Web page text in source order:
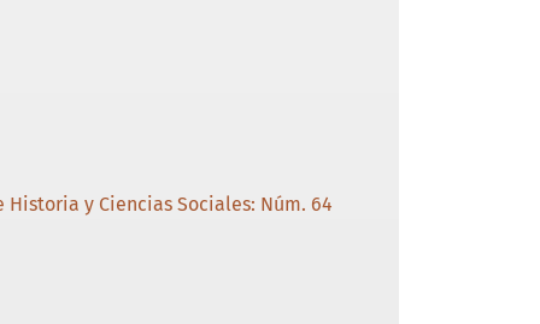
Historia y Ciencias Sociales: Núm. 64